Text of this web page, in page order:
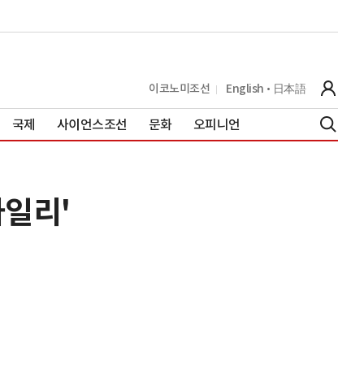
이코노미조선 English 日本語
국제 사이언스조선 문화 오피니언
리'